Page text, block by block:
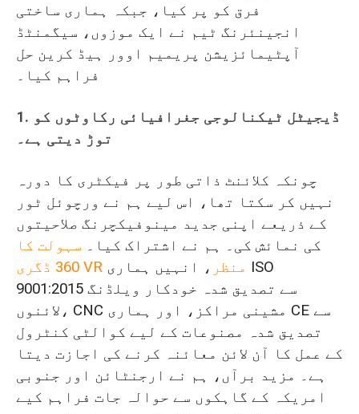
فرق کو پر کیا، جبکہ ہماری ساختی
انجینئرنگ ٹیم نے ایک موزوں، سیگمنٹڈ
آپٹیمائزیشن پریمیم اوور ہیڈ کرین حل
فراہم کیا۔
1. ڈیجیٹل ٹیکنالوجی جغرافیائی رکاوٹوں کو
توڑ دیتی ہے۔
چونکہ کلائنٹ ذاتی طور پر فیکٹری کا دورہ
نہیں کر سکتا تھا، اس لیے ہم نے ورچوئل ٹور
کے ذریعے اپنی جدید مینوفیکچرنگ صلاحیتوں
کی نمائش کی۔ ہم نے اشتراک کیا۔ سہولت کا
360 ڈگری VR منظر ، انہیں ہماری ISO
9001:2015 سے تصدیق شدہ خودکار ویلڈنگ
لائنوں، CNC مشینی مراکز، اور ہماری CE سے
تصدیق شدہ مصنوعات کے لیے کوالٹی کنٹرول
کے عمل کا آن لائن معائنہ کرنے کی اجازت دیتا
ہے۔ مزید برآں، ہم نے ارجنٹائن اور جنوبی
امریکہ کے گاہکوں سے حوالہ جات فراہم کیے